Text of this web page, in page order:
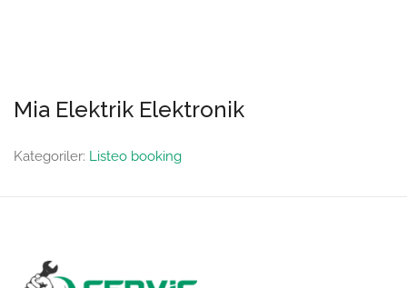
Mia Elektrik Elektronik
Kategoriler: Listeo booking